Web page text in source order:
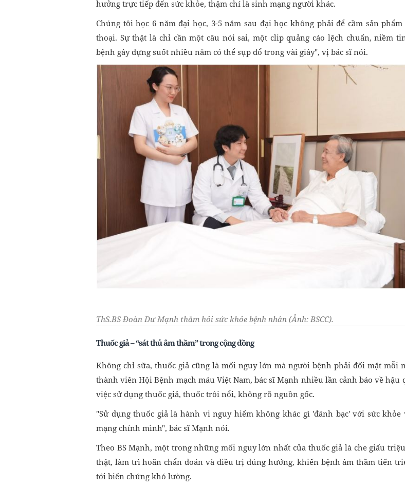
hưởng trực tiếp đến sức khỏe, thậm chí là sinh mạng người khác.
Chúng tôi học 6 năm đại học, 3-5 năm sau đại học không phải để cầm sản
thoại. Sự thật là chỉ cần một câu nói sai, một clip quảng cáo lệch chuẩn, niềm
bệnh gây dựng suốt nhiều năm có thể sụp đổ trong vài giây", vị bác sĩ nói.
ThS.BS Đoàn Dư Mạnh thăm hỏi sức khỏe bệnh nhân (Ảnh: BSCC).
Thuốc giả – “sát thủ âm thầm” trong cộng đồng
Không chỉ sữa, thuốc giả cũng là mối nguy lớn mà người bệnh phải đối mặt mỗi
thành viên Hội Bệnh mạch máu Việt Nam, bác sĩ Mạnh nhiều lần cảnh báo về hậu
việc sử dụng thuốc giả, thuốc trôi nổi, không rõ nguồn gốc.
"Sử dụng thuốc giả là hành vi nguy hiểm không khác gì 'đánh bạc' với sức khỏe
mạng chính mình", bác sĩ Mạnh nói.
Theo BS Mạnh, một trong những mối nguy lớn nhất của thuốc giả là che giấu
thật, làm trì hoãn chẩn đoán và điều trị đúng hướng, khiến bệnh âm thầm tiến
tới biến chứng khó lường.